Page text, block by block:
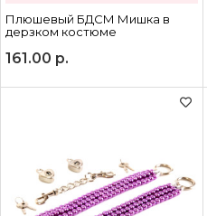
Плюшевый БДСМ Мишка в
дерзком костюме
161.00 р.